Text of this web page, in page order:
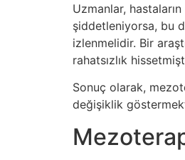
Uzmanlar,
şiddetleniyorsa, bu
izlenmelidir. Bir
rahatsızlık
Sonuç olarak,
değişiklik